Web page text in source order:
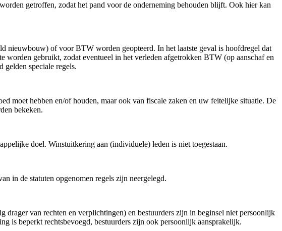
getroffen, zodat het pand voor de onderneming behouden blijft. Ook hier kan
nieuwbouw) of voor BTW worden geopteerd. In het laatste geval is hoofdregel dat
gebruikt, zodat eventueel in het verleden afgetrokken BTW (op aanschaf en
speciale regels.
moet hebben en/of houden, maar ook van fiscale zaken en uw feitelijke situatie. De
bekeken.
doel. Winstuitkering aan (individuele) leden is niet toegestaan.
in de statuten opgenomen regels zijn neergelegd.
drager van rechten en verplichtingen) en bestuurders zijn in beginsel niet persoonlijk
is beperkt rechtsbevoegd, bestuurders zijn ook persoonlijk aansprakelijk.